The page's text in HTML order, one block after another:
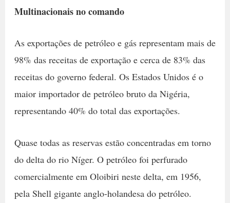
Multinacionais no comando
As exportações de petróleo e gás representam mais de
98% das receitas de exportação e cerca de 83% das
receitas do governo federal. Os Estados Unidos é o
maior importador de petróleo bruto da Nigéria,
representando 40% do total das exportações.
Quase todas as reservas estão concentradas em torno
do delta do rio Níger. O petróleo foi perfurado
comercialmente em Oloibiri neste delta, em 1956,
pela Shell gigante anglo-holandesa do petróleo.